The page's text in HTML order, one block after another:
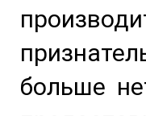
больше